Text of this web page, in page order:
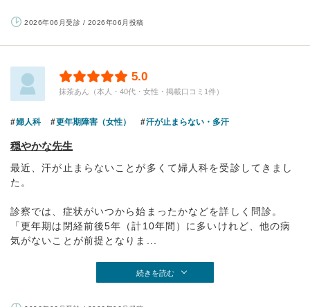
2026年06月受診 / 2026年06月投稿
5.0
抹茶あん（本人・40代・女性・掲載口コミ1件）
婦人科 更年期障害（女性） 汗が止まらない・多汗
穏やかな先生
最近、汗が止まらないことが多くて婦人科を受診してきまし
た。
診察では、症状がいつから始まったかなどを詳しく問診。
「更年期は閉経前後5年（計10年間）に多いけれど、他の病
気がないことが前提となりま...
続きを読む